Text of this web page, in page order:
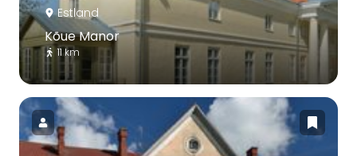
Estland
Kõue Manor
11 km